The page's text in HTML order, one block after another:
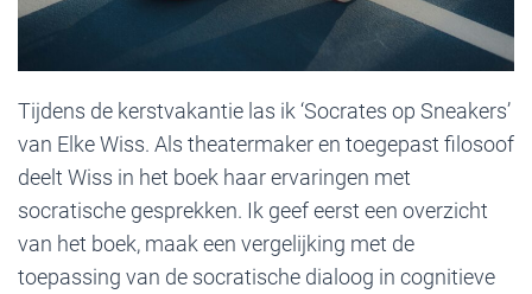
Tijdens de kerstvakantie las ik ‘Socrates op Sneakers’
van Elke Wiss. Als theatermaker en toegepast filosoof
deelt Wiss in het boek haar ervaringen met
socratische gesprekken. Ik geef eerst een overzicht
van het boek, maak een vergelijking met de
toepassing van de socratische dialoog in cognitieve